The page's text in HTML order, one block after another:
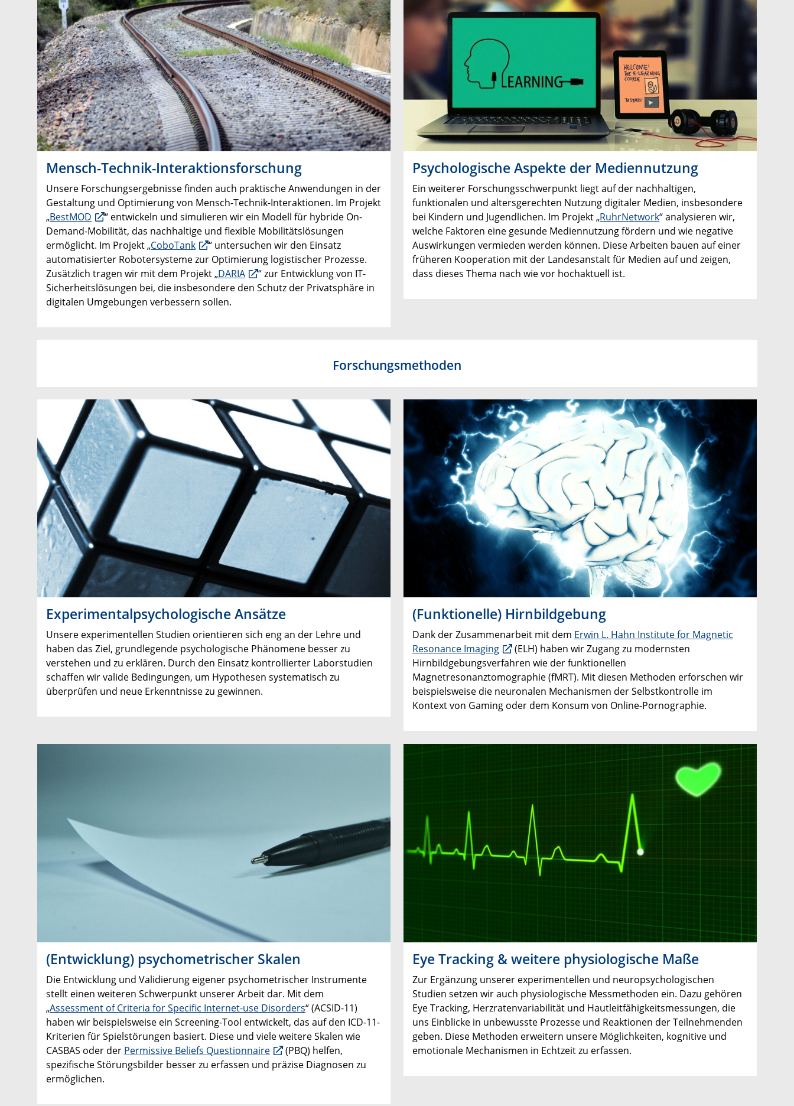
Mensch-Technik-Interaktionsforschung
Unsere Forschungsergebnisse finden auch praktische Anwendungen in der
Gestaltung und Optimierung von Mensch-Technik-Interaktionen. Im Projekt
„BestMOD
“ entwickeln und simulieren wir ein Modell für hybride On-
Demand-Mobilität, das nachhaltige und flexible Mobilitätslösungen
ermöglicht. Im Projekt „CoboTank
“ untersuchen wir den Einsatz
automatisierter Robotersysteme zur Optimierung logistischer Prozesse.
Zusätzlich tragen wir mit dem Projekt „DARIA
“ zur Entwicklung von IT-
Sicherheitslösungen bei, die insbesondere den Schutz der Privatsphäre in
digitalen Umgebungen verbessern sollen.
Psychologische Aspekte der Mediennutzung
Ein weiterer Forschungsschwerpunkt liegt auf der nachhaltigen,
funktionalen und altersgerechten Nutzung digitaler Medien, insbesondere
bei Kindern und Jugendlichen. Im Projekt „RuhrNetwork“ analysieren wir,
welche Faktoren eine gesunde Mediennutzung fördern und wie negative
Auswirkungen vermieden werden können. Diese Arbeiten bauen auf einer
früheren Kooperation mit der Landesanstalt für Medien auf und zeigen,
dass dieses Thema nach wie vor hochaktuell ist.
Forschungsmethoden
Experimentalpsychologische Ansätze
Unsere experimentellen Studien orientieren sich eng an der Lehre und
haben das Ziel, grundlegende psychologische Phänomene besser zu
verstehen und zu erklären. Durch den Einsatz kontrollierter Laborstudien
schaffen wir valide Bedingungen, um Hypothesen systematisch zu
überprüfen und neue Erkenntnisse zu gewinnen.
(Funktionelle) Hirnbildgebung
Dank der Zusammenarbeit mit dem Erwin L. Hahn Institute for Magnetic
Resonance Imaging
(ELH) haben wir Zugang zu modernsten
Hirnbildgebungsverfahren wie der funktionellen
Magnetresonanztomographie (fMRT). Mit diesen Methoden erforschen wir
beispielsweise die neuronalen Mechanismen der Selbstkontrolle im
Kontext von Gaming oder dem Konsum von Online-Pornographie.
(Entwicklung) psychometrischer Skalen
Die Entwicklung und Validierung eigener psychometrischer Instrumente
stellt einen weiteren Schwerpunkt unserer Arbeit dar. Mit dem
„Assessment of Criteria for Specific Internet-use Disorders“ (ACSID-11)
haben wir beispielsweise ein Screening-Tool entwickelt, das auf den ICD-11-
Kriterien für Spielstörungen basiert. Diese und viele weitere Skalen wie
CASBAS oder der Permissive Beliefs Questionnaire
(PBQ) helfen,
spezifische Störungsbilder besser zu erfassen und präzise Diagnosen zu
ermöglichen.
Eye Tracking & weitere physiologische Maße
Zur Ergänzung unserer experimentellen und neuropsychologischen
Studien setzen wir auch physiologische Messmethoden ein. Dazu gehören
Eye Tracking, Herzratenvariabilität und Hautleitfähigkeitsmessungen, die
uns Einblicke in unbewusste Prozesse und Reaktionen der Teilnehmenden
geben. Diese Methoden erweitern unsere Möglichkeiten, kognitive und
emotionale Mechanismen in Echtzeit zu erfassen.